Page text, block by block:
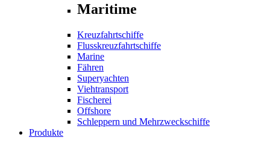
Maritime
Kreuzfahrtschiffe
Flusskreuzfahrtschiffe
Marine
Fähren
Superyachten
Viehtransport
Fischerei
Offshore
Schleppern und Mehrzweckschiffe
Produkte